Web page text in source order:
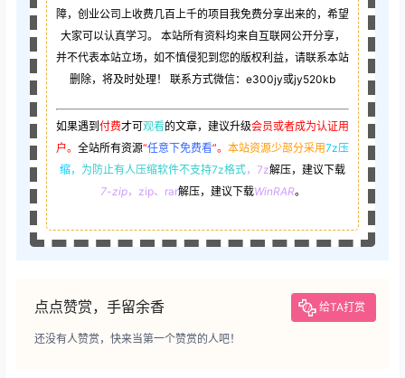
障，创业公司上收费几百上千的项目我免费分享出来的，希望
大家可以认真学习。 本站所有资料均来自互联网公开分享，
并不代表本站立场，如不慎侵犯到您的版权利益，请联系本站
删除，将及时处理！ 联系方式微信：e300jy或jy520kb
如果遇到 付费才可观看的文章，建议升级会员或者成为认证用
户。 全站所有资源“任意下免费看”。 本站资源少部分采用7z压
缩， 为防止有人压缩软件不支持7z格式，7z解压，建议下载
7-zip，zip、rar解压，建议下载WinRAR。
点点赞赏，手留余香 给TA打赏
还没有人赞赏，快来当第一个赞赏的人吧！